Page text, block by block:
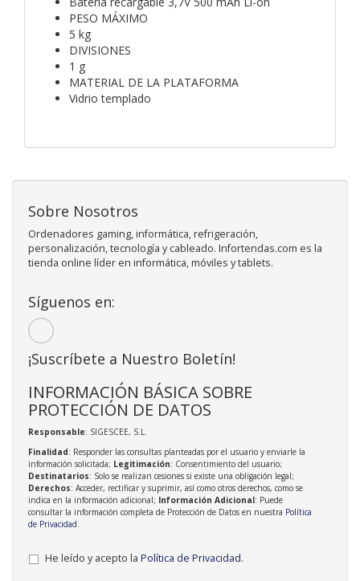
PESO MÁXIMO
5 kg
DIVISIONES
1 g
MATERIAL DE LA PLATAFORMA
Vidrio templado
Sobre Nosotros
Ordenadores gaming, informática, refrigeración,
personalización, tecnología y cableado. Infortendas.com es la
tienda online líder en informática, móviles y tablets.
Síguenos en:
¡Suscríbete a Nuestro Boletín!
INFORMACIÓN BÁSICA SOBRE
PROTECCIÓN DE DATOS
Responsable: SIGESCEE, S.L.
Finalidad: Responder las consultas planteadas por el usuario y enviarle la
información solicitada; Legitimación: Consentimiento del usuario;
Destinatarios: Solo se realizan cesiones si existe una obligación legal;
Derechos: Acceder, rectificar y suprimir, así como otros derechos, como se
indica en la información adicional; Información Adicional: Puede
consultar la información completa de Protección de Datos en nuestra Política
de Privacidad
He leído y acepto la Política de Privacidad.